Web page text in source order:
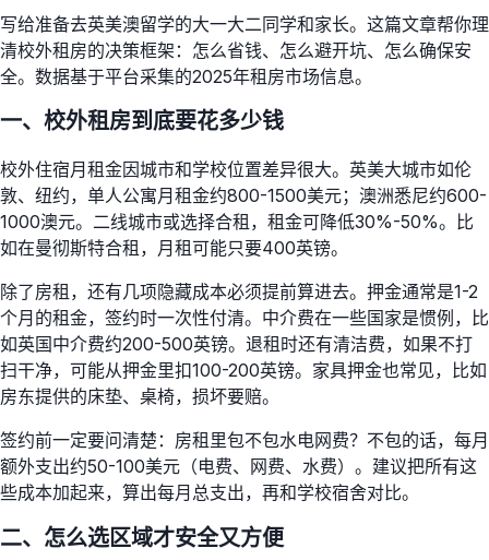
写给准备去英美澳留学的大一大二同学和家长。这篇文章帮你理
清校外租房的决策框架：怎么省钱、怎么避开坑、怎么确保安
全。数据基于平台采集的2025年租房市场信息。
一、校外租房到底要花多少钱
校外住宿月租金因城市和学校位置差异很大。英美大城市如伦
敦、纽约，单人公寓月租金约800-1500美元；澳洲悉尼约600-
1000澳元。二线城市或选择合租，租金可降低30%-50%。比
如在曼彻斯特合租，月租可能只要400英镑。
除了房租，还有几项隐藏成本必须提前算进去。押金通常是1-2
个月的租金，签约时一次性付清。中介费在一些国家是惯例，比
如英国中介费约200-500英镑。退租时还有清洁费，如果不打
扫干净，可能从押金里扣100-200英镑。家具押金也常见，比如
房东提供的床垫、桌椅，损坏要赔。
签约前一定要问清楚：房租里包不包水电网费？不包的话，每月
额外支出约50-100美元（电费、网费、水费）。建议把所有这
些成本加起来，算出每月总支出，再和学校宿舍对比。
二、怎么选区域才安全又方便